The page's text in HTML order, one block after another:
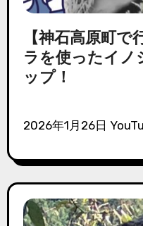
【神石高原町
ラを使ったイノ
ップ！
2026年1月26日